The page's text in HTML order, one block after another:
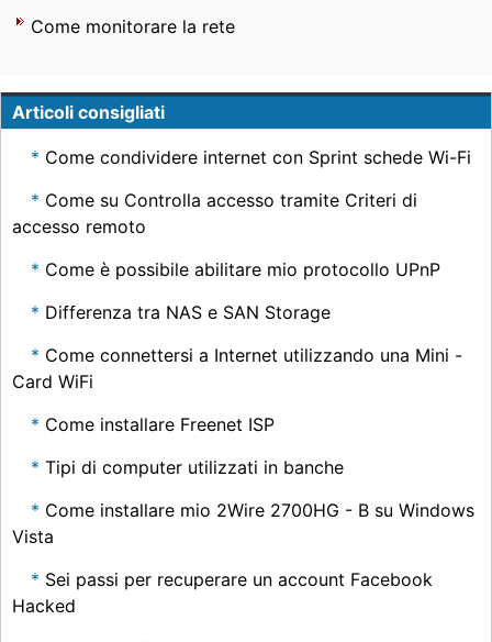
Come monitorare la rete
Articoli consigliati
Come condividere internet con Sprint schede Wi-Fi
Come su Controlla accesso tramite Criteri di
accesso remoto
Come è possibile abilitare mio protocollo UPnP
Differenza tra NAS e SAN Storage
Come connettersi a Internet utilizzando una Mini -
Card WiFi
Come installare Freenet ISP
Tipi di computer utilizzati in banche
Come installare mio 2Wire 2700HG - B su Windows
Vista
Sei passi per recuperare un account Facebook
Hacked